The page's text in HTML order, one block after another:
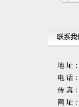
地 址
电 话
传 真
网 址